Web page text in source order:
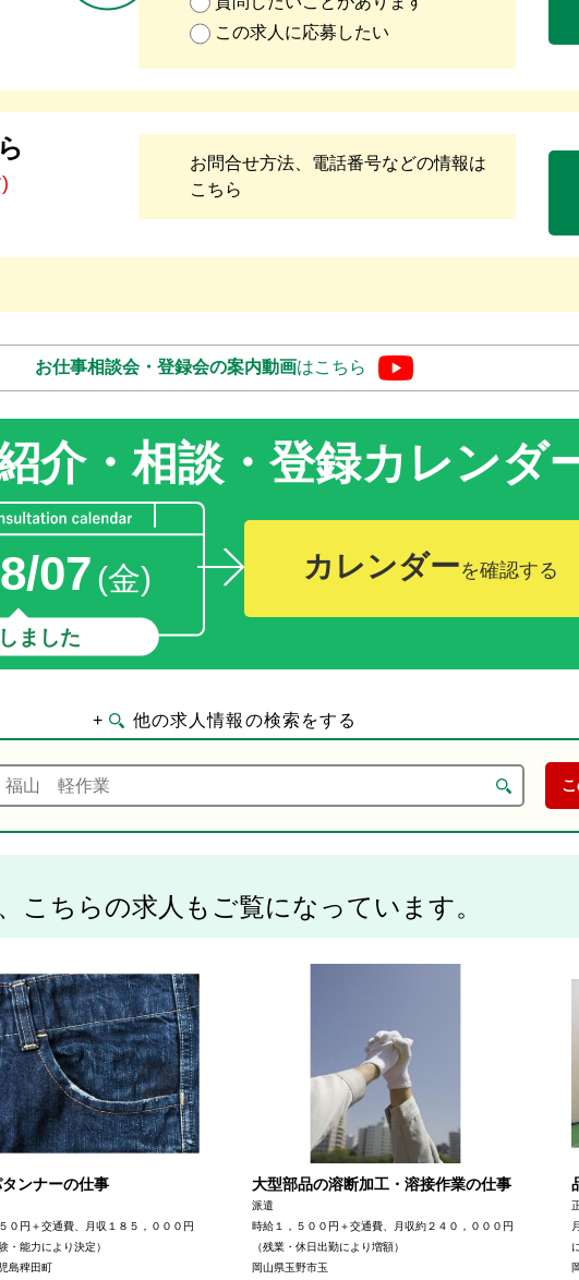
この求人に応募したい
お問合せ方法、電話番号などの情報は
こちら
お仕事相談会・登録会の案内動画はこちら
介・相談・登録カレンダ
07 (金)
ました
カレンダーを確認する
+ 他の求人情報の検索をする
こちらの求人もご覧になっています。
ンナーの仕事
０円＋交通費、月収１８５，０００円
・能力により決定）
島稗田町
大型部品の溶断加工・溶接作業の仕事
派遣
時給１，５００円＋交通費、月収約２４０，０００円
（残業・休日出勤により増額）
岡山県玉野市玉